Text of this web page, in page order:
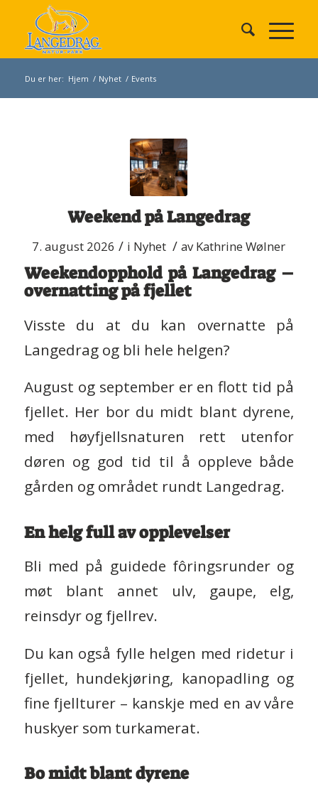
Du er her: Hjem / Nyhet / Events
Weekend på Langedrag
7. august 2026 / i Nyhet / avKathrine Wølner
Weekendopphold på Langedrag –
overnatting på fjellet
Visste du at du kan overnatte på
Langedrag og bli hele helgen?
August og september er en flott tid på
fjellet. Her bor du midt blant dyrene,
med høyfjellsnaturen rett utenfor
døren og god tid til å oppleve både
gården og området rundt Langedrag.
En helg full av opplevelser
Bli med på guidede fôringsrunder og
møt blant annet ulv, gaupe, elg,
reinsdyr og fjellrev.
Du kan også fylle helgen med ridetur i
fjellet, hundekjøring, kanopadling og
fine fjellturer – kanskje med en av våre
huskyer som turkamerat.
Bo midt blant dyrene